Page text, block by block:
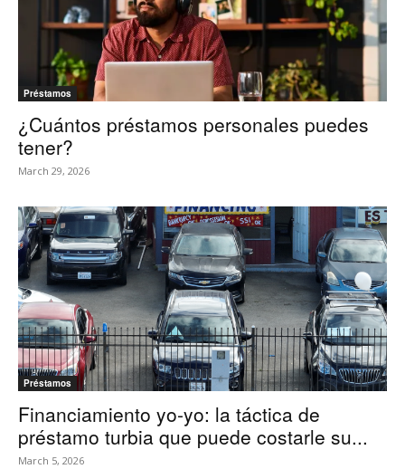
Préstamos
¿Cuántos préstamos personales puedes
tener?
March 29, 2026
Préstamos
Financiamiento yo-yo: la táctica de
préstamo turbia que puede costarle su...
March 5, 2026